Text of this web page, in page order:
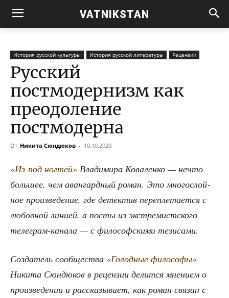
VATNIKSTAN
История русской культуры История русской литературы Рецензии
Русский
постмодернизм как
преодоление
постмодерна
От Никита Сюндюков - 10.10.2020
«Из-под ног­тей» Вла­ди­ми­ра Кова­лен­ко — нечто
боль­шее, чем аван­гард­ный роман. Это мно­го­слой­
ное про­из­ве­де­ние, где детек­тив пере­пле­та­ет­ся с
любов­ной лини­ей, а посты из экс­тре­мист­ско­го
теле­грам-кана­ла — с фило­соф­ски­ми тезисами.
Созда­тель сооб­ще­ства «Голод­ные фило­со­фы»
Ники­та Сюн­дю­ков в рецен­зии делит­ся мне­ни­ем о
про­из­ве­де­нии и рас­ска­зы­ва­ет, как роман свя­зан с